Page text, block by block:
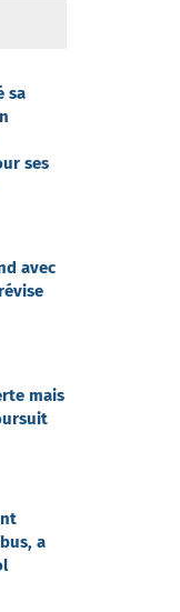
sa
ses
avec
mais
a